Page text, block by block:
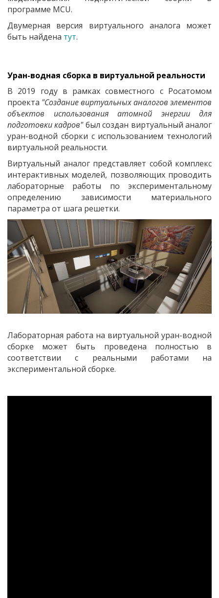
программе MCU.
Двумерная версия виртуального аналога может
быть найдена тут.
Уран-водная сборка в виртуальной реальности
В 2019 году в рамках совместного с Росатомом
проекта "Создание виртуальных аналогов элементов
объектов использования атомной энергии для
подготовки кадров"был создан виртуальный аналог
уран-водной сборки с использованием технологий
виртуальной реальности.
Виртуальный аналог представляет собой комплекс
интерактивных моделей, позволяющих проводить
лабораторные работы по экспериментальному
определению зависимости материального
параметра от шага решетки.
Лабораторная работа на виртуальной уран-водной
сборке может быть проведена полностью в
соответствии с реальными работами на
экспериментальной сборке.